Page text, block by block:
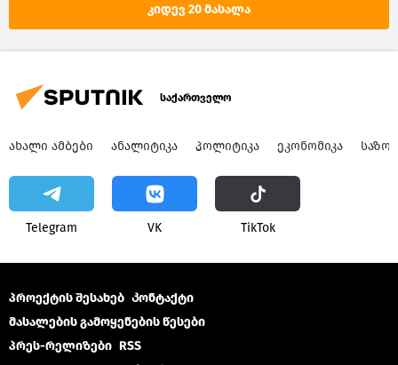
კიდევ 20 მასალა
საქართველო
ᲐᲮᲐᲚᲘ ᲐᲛᲑᲔᲑᲘ ᲐᲜᲐᲚᲘᲢᲘᲙᲐ ᲞᲝᲚᲘᲢᲘᲙᲐ ᲔᲙᲝᲜᲝᲛᲘᲙᲐ
Telegram VK ТikТоk
პროექტის შესახებ Კონტაქტი
მასალების გამოყენების წესები
პრეს-რელიზები RSS